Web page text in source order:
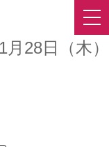
月28日（木）